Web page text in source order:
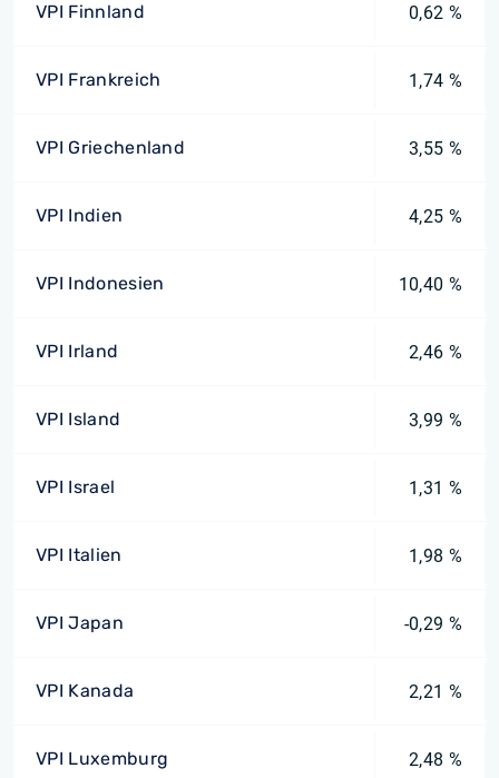
VPI Finnland 0,62 %
VPI Frankreich 1,74 %
VPI Griechenland 3,55 %
VPI Indien 4,25 %
VPI Indonesien 10,40 %
VPI Irland 2,46 %
VPI Island 3,99 %
VPI Israel 1,31 %
VPI Italien 1,98 %
VPI Japan -0,29 %
VPI Kanada 2,21 %
VPI Luxemburg 2,48 %